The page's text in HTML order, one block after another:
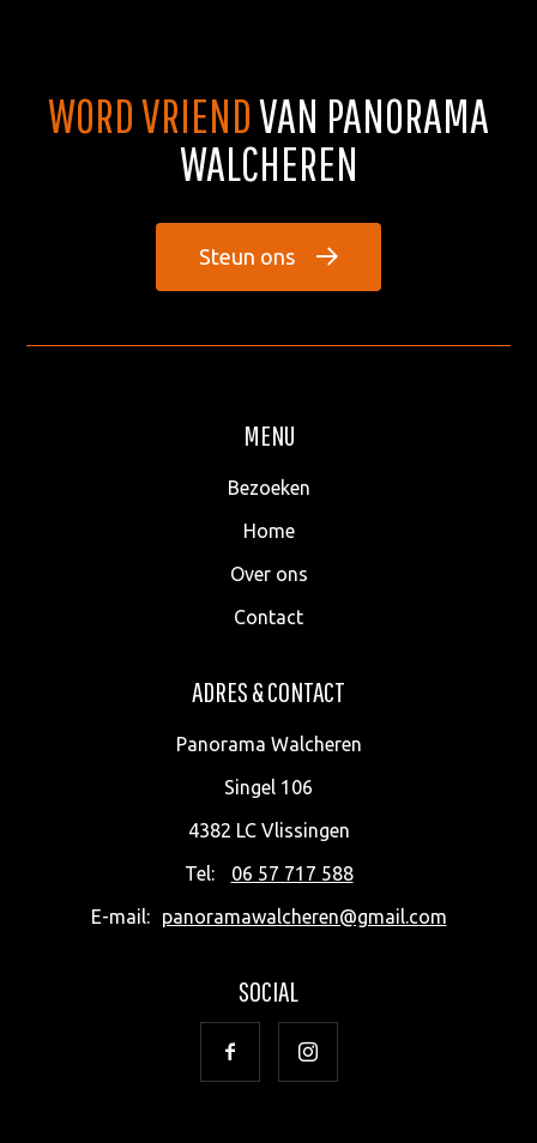
WORD VRIENDVAN PANORAMA
WALCHEREN
Steun ons
MENU
Bezoeken
Home
Over ons
Contact
ADRES & CONTACT
Panorama Walcheren
Singel 106
4382 LC Vlissingen
Tel:
06 57 717 588
E-mail:
panoramawalcheren@gmail.com
SOCIAL